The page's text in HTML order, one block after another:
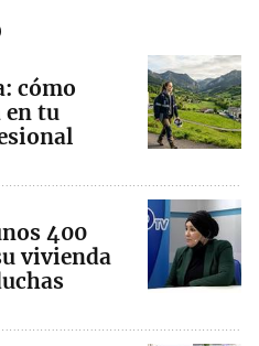
cómo
en tu
400
vivienda